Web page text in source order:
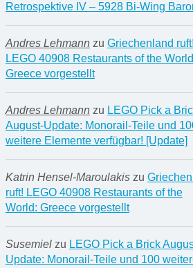
Retrospektive IV – 5928 Bi-Wing
Andres Lehmannzu Griechenland ruft!
LEGO 40908 Restaurants of the
Greece vorgestellt
Andres Lehmannzu LEGO Pick a
August-Update: Monorail-Teile und
weitere Elemente verfügbar! [Update]
Katrin Hensel-Maroulakiszu
ruft! LEGO 40908 Restaurants of the
World: Greece vorgestellt
Susemielzu LEGO Pick a Brick
Update: Monorail-Teile und 100